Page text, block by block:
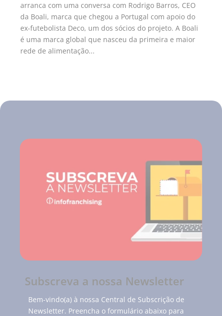
arranca com uma conversa com Rodrigo Barros, CEO
da Boali, marca que chegou a Portugal com apoio do
ex-futebolista Deco, um dos sócios do projeto. A Boali
é uma marca global que nasceu da primeira e maior
rede de alimentação...
Subscreva a nossa Newsletter
Bem-vindo(a) à nossa Central de Subscrição de
Newsletter. Preencha o formulário abaixo para